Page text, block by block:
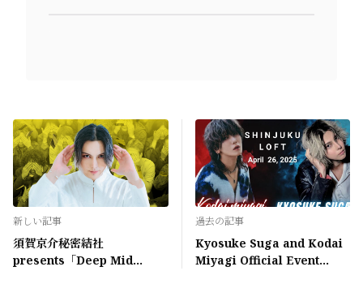
新しい記事
須賀京介秘密結社
presents「Deep Mid
過去の記事
Kyosuke Suga and Kodai
Miyagi Official Event